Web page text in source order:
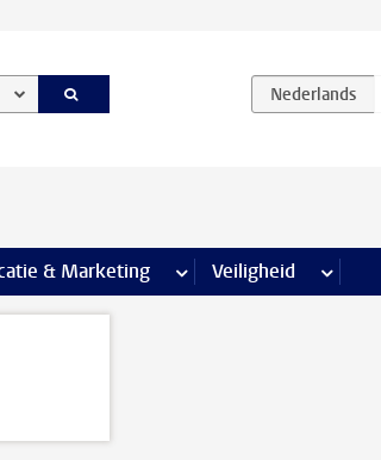
pagina’s
& Marketing meer Communicatie &
Veiligheid meer